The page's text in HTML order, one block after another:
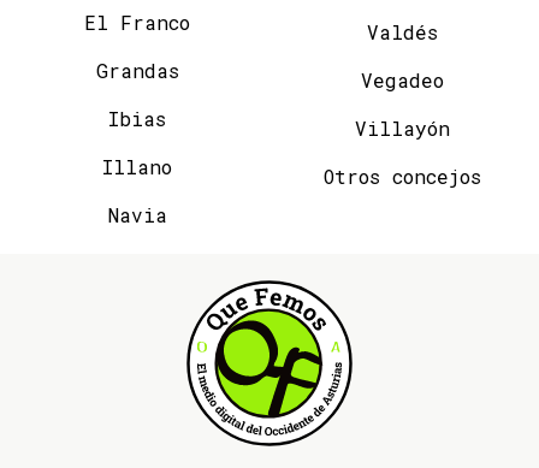
El Franco
Grandas
Ibias
Illano
Navia
Valdés
Vegadeo
Villayón
Otros concejos